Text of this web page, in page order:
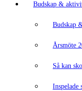
Budskap &
Budskap
Årsmöte
Så kan
Inspelade